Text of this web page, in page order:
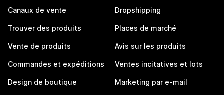
Canaux de vente
Trouver des produits
Vente de produits
Commandes et expéditions
Design de boutique
Dropshipping
Places de marché
Avis sur les produits
Ventes incitatives et lots
Marketing par e-mail